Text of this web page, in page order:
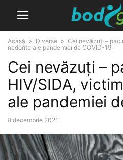
Acasă Diverse
Cei nevăzuți –
nedorite ale pandemiei de COVID-19
Cei nevăzuți –
HIV/SIDA,
ale pandemiei
8 decembrie 2021